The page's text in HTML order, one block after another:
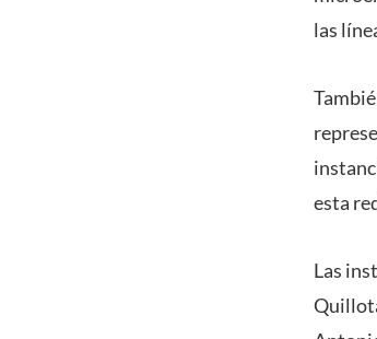
las
esta
Las